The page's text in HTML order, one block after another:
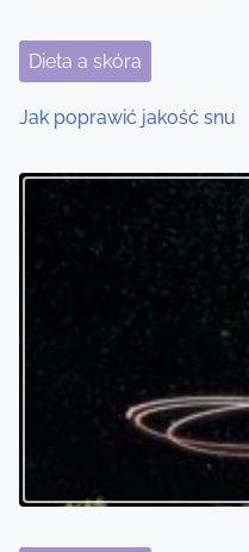
Dieta a skóra
Jak poprawić jakość snu